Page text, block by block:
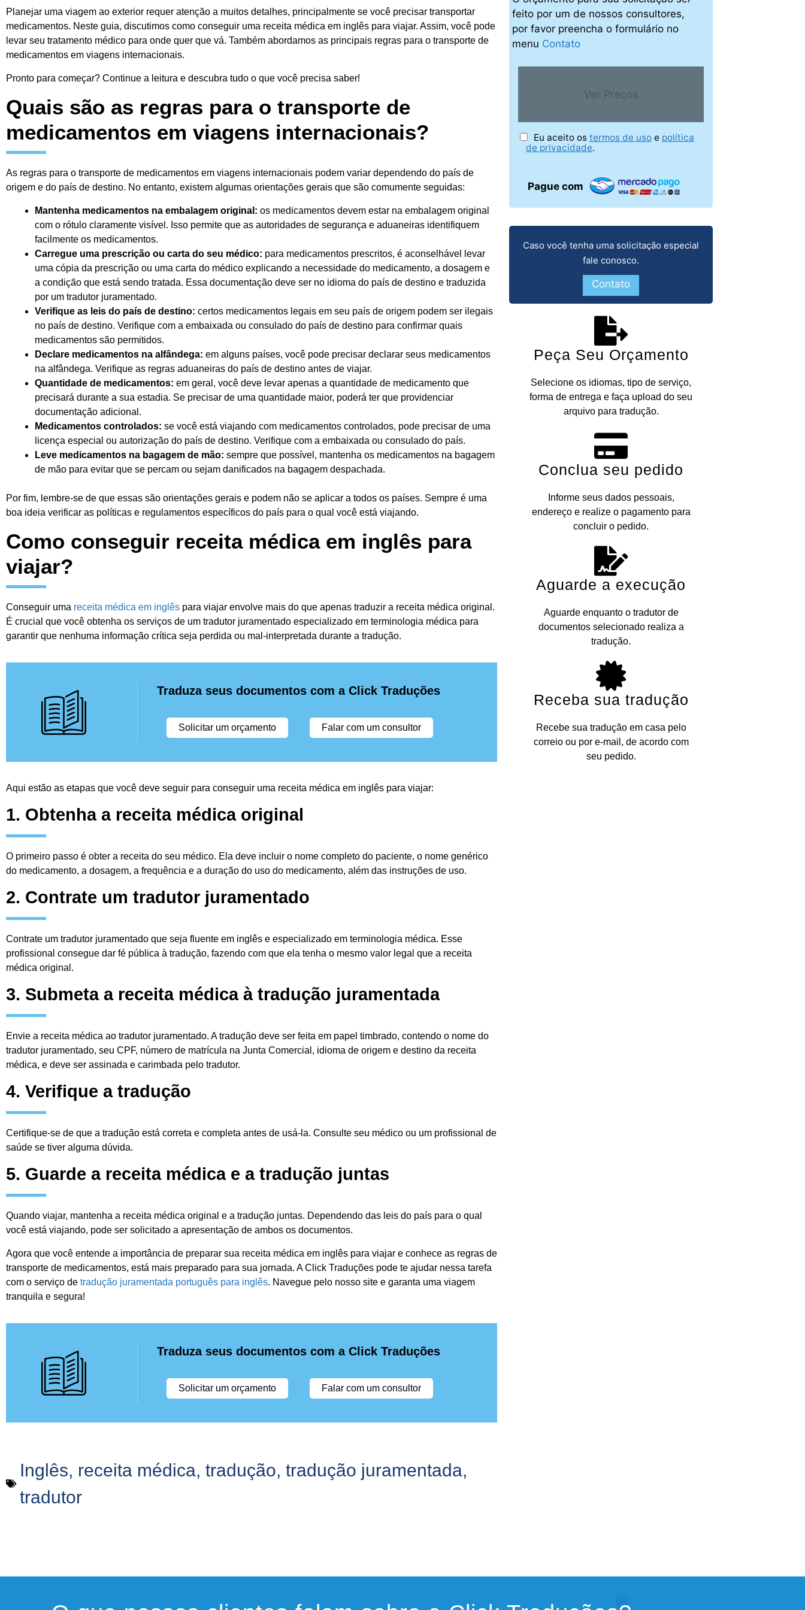
Planejar uma viagem ao exterior requer atenção a muitos detalhes, principalmente se você precisar transportar
medicamentos. Neste guia, discutimos como conseguir uma receita médica em inglês para viajar. Assim, você pode
levar seu tratamento médico para onde quer que vá. Também abordamos as principais regras para o transporte de
medicamentos em viagens internacionais.
Pronto para começar? Continue a leitura e descubra tudo o que você precisa saber!
Quais são as regras para o transporte de
medicamentos em viagens internacionais?
As regras para o transporte de medicamentos em viagens internacionais podem variar dependendo do país de
origem e do país de destino. No entanto, existem algumas orientações gerais que são comumente seguidas:
Mantenha medicamentos na embalagem original: os medicamentos devem estar na embalagem original
com o rótulo claramente visível. Isso permite que as autoridades de segurança e aduaneiras identifiquem
facilmente os medicamentos.
Carregue uma prescrição ou carta do seu médico: para medicamentos prescritos, é aconselhável levar
uma cópia da prescrição ou uma carta do médico explicando a necessidade do medicamento, a dosagem e
a condição que está sendo tratada. Essa documentação deve ser no idioma do país de destino e traduzida
por um tradutor juramentado.
Verifique as leis do país de destino: certos medicamentos legais em seu país de origem podem ser ilegais
no país de destino. Verifique com a embaixada ou consulado do país de destino para confirmar quais
medicamentos são permitidos.
Declare medicamentos na alfândega: em alguns países, você pode precisar declarar seus medicamentos
na alfândega. Verifique as regras aduaneiras do país de destino antes de viajar.
Quantidade de medicamentos: em geral, você deve levar apenas a quantidade de medicamento que
precisará durante a sua estadia. Se precisar de uma quantidade maior, poderá ter que providenciar
documentação adicional.
Medicamentos controlados: se você está viajando com medicamentos controlados, pode precisar de uma
licença especial ou autorização do país de destino. Verifique com a embaixada ou consulado do país.
Leve medicamentos na bagagem de mão: sempre que possível, mantenha os medicamentos na bagagem
de mão para evitar que se percam ou sejam danificados na bagagem despachada.
Por fim, lembre-se de que essas são orientações gerais e podem não se aplicar a todos os países. Sempre é uma
boa ideia verificar as políticas e regulamentos específicos do país para o qual você está viajando.
Como conseguir receita médica em inglês para
viajar?
Conseguir uma receita médica em inglês para viajar envolve mais do que apenas traduzir a receita médica original.
É crucial que você obtenha os serviços de um tradutor juramentado especializado em terminologia médica para
garantir que nenhuma informação crítica seja perdida ou mal-interpretada durante a tradução.
Traduza seus documentos com a Click Traduções
Solicitar um orçamento Falar com um consultor
Aqui estão as etapas que você deve seguir para conseguir uma receita médica em inglês para viajar:
1. Obtenha a receita médica original
O primeiro passo é obter a receita do seu médico. Ela deve incluir o nome completo do paciente, o nome genérico
do medicamento, a dosagem, a frequência e a duração do uso do medicamento, além das instruções de uso.
2. Contrate um tradutor juramentado
Contrate um tradutor juramentado que seja fluente em inglês e especializado em terminologia médica. Esse
profissional consegue dar fé pública à tradução, fazendo com que ela tenha o mesmo valor legal que a receita
médica original.
3. Submeta a receita médica à tradução juramentada
Envie a receita médica ao tradutor juramentado. A tradução deve ser feita em papel timbrado, contendo o nome do
tradutor juramentado, seu CPF, número de matrícula na Junta Comercial, idioma de origem e destino da receita
médica, e deve ser assinada e carimbada pelo tradutor.
4. Verifique a tradução
Certifique-se de que a tradução está correta e completa antes de usá-la. Consulte seu médico ou um profissional de
saúde se tiver alguma dúvida.
5. Guarde a receita médica e a tradução juntas
Quando viajar, mantenha a receita médica original e a tradução juntas. Dependendo das leis do país para o qual
você está viajando, pode ser solicitado a apresentação de ambos os documentos.
Agora que você entende a importância de preparar sua receita médica em inglês para viajar e conhece as regras de
transporte de medicamentos, está mais preparado para sua jornada. A Click Traduções pode te ajudar nessa tarefa
com o serviço de tradução juramentada português para inglês. Navegue pelo nosso site e garanta uma viagem
tranquila e segura!
Traduza seus documentos com a Click Traduções
Solicitar um orçamento Falar com um consultor
Inglês, receita médica, tradução, tradução juramentada,
tradutor
feito por um de nossos consultores,
por favor preencha o formulário no
menu Contato
Ver Preços
Eu aceito os termos de uso e política
de privacidade.
Pague com
Caso você tenha uma solicitação especial
fale conosco.
Contato
Peça Seu Orçamento
Selecione os idiomas, tipo de serviço,
forma de entrega e faça upload do seu
arquivo para tradução.
Conclua seu pedido
Informe seus dados pessoais,
endereço e realize o pagamento para
concluir o pedido.
Aguarde a execução
Aguarde enquanto o tradutor de
documentos selecionado realiza a
tradução.
Receba sua tradução
Recebe sua tradução em casa pelo
correio ou por e-mail, de acordo com
seu pedido.